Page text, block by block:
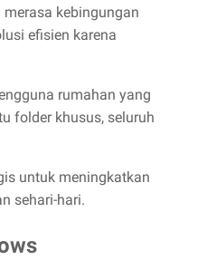
kebingungan
efisien karena
rumahan yang
folder khusus, seluruh
untuk meningkatkan
sehari-hari.